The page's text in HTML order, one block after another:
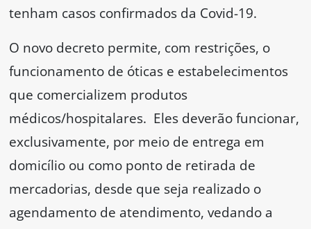
tenham casos confirmados da Covid-19.
O novo decreto permite, com restrições, o
funcionamento de óticas e estabelecimentos
que comercializem produtos
médicos/hospitalares. Eles deverão funcionar,
exclusivamente, por meio de entrega em
domicílio ou como ponto de retirada de
mercadorias, desde que seja realizado o
agendamento de atendimento, vedando a